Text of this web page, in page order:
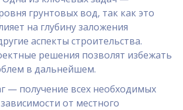
грунтовых вод, так как это
на глубину заложения
аспекты строительства.
решения позволят избежать
в дальнейшем.
— получение всех необходимых
от местного